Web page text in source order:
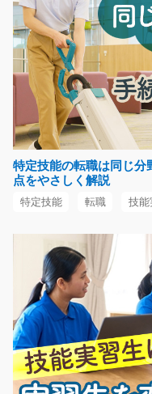
未経験の方でも大歓迎
きて、箱に詰めるだ…
長期（3ヶ月以上）
時給1200円～1500
静岡県浜松市浜名
未経験の方もOK 一
なります！】未経験の
長期（3ヶ月以上）
時給1200円
愛知県豊橋市
特定技能の転職は同じ分
点をやさしく解説
特定技能 転職 技能